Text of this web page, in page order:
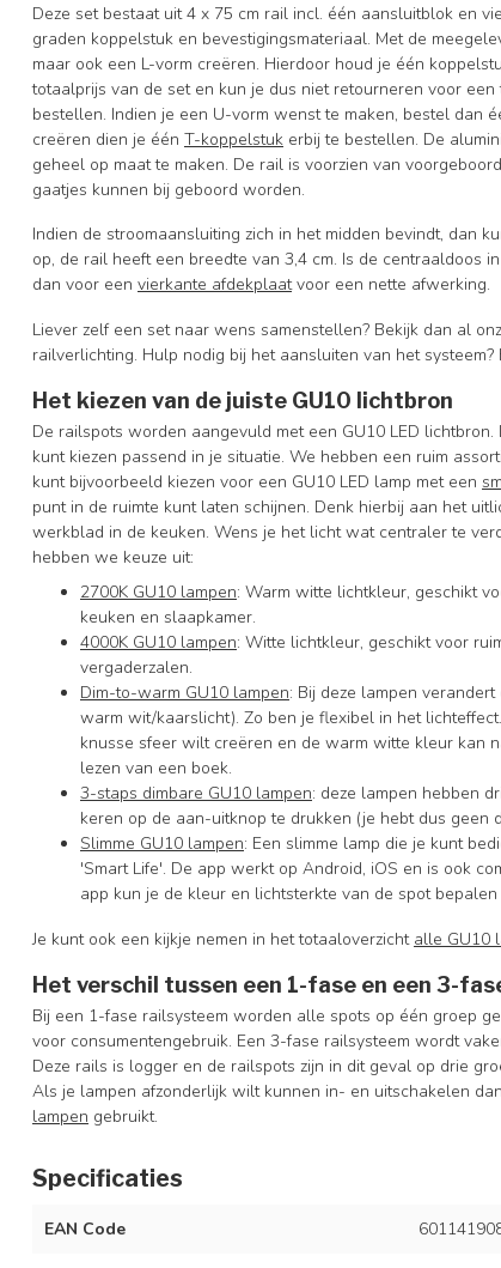
Deze set bestaat uit 4 x 75 cm rail incl. één aansluitblok en
graden koppelstuk en bevestigingsmateriaal. Met de
maar ook een L-vorm creëren. Hierdoor houd je één
totaalprijs van de set en kun je dus niet retourneren voor
bestellen. Indien je een U-vorm wenst te maken, bestel dan
creëren dien je één T-koppelstuk erbij te bestellen. De
geheel op maat te maken. De rail is voorzien van
gaatjes kunnen bij geboord worden.
Indien de stroomaansluiting zich in het midden bevindt, dan
op, de rail heeft een breedte van 3,4 cm. Is de centraaldoos
dan voor een vierkante afdekplaatvoor een nette afwerking.
Liever zelf een set naar wens samenstellen? Bekijk dan al
railverlichting. Hulp nodig bij het aansluiten van het systeem?
Het kiezen van de juiste GU10 lichtbron
De railspots worden aangevuld met een GU10 LED
kunt kiezen passend in je situatie. We hebben een ruim
kunt bijvoorbeeld kiezen voor een GU10 LED lamp met een
punt in de ruimte kunt laten schijnen. Denk hierbij aan het
werkblad in de keuken. Wens je het licht wat centraler te
hebben we keuze uit:
2700K GU10 lampen: Warm witte lichtkleur, geschikt
keuken en slaapkamer.
4000K GU10 lampen: Witte lichtkleur, geschikt voor
vergaderzalen.
Dim-to-warm GU10 lampen: Bij deze lampen
warm wit/kaarslicht). Zo ben je flexibel in het
knusse sfeer wilt creëren en de warm witte kleur kan
lezen van een boek.
3-staps dimbare GU10 lampen: deze lampen hebben
keren op de aan-uitknop te drukken (je hebt dus geen
Slimme GU10 lampen: Een slimme lamp die je kunt
'Smart Life'. De app werkt op Android, iOS en is ook
app kun je de kleur en lichtsterkte van de spot
Je kunt ook een kijkje nemen in het totaaloverzicht alle GU10
Het verschil tussen een 1-fase en een 3-
Bij een 1-fase railsysteem worden alle spots op één groep
voor consumentengebruik. Een 3-fase railsysteem wordt
Deze rails is logger en de railspots zijn in dit geval op drie
Als je lampen afzonderlijk wilt kunnen in- en uitschakelen
lampen gebruikt.
Specificaties
EAN Code